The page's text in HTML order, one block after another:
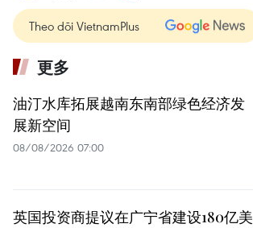
Theo dõi VietnamPlus
更多
油汀水库拓展越南东南部绿色经济发
展新空间
08/08/2026 07:00
英国投资商提议在广宁省建设180亿美